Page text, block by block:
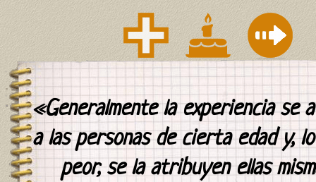
«Generalmente la experiencia se
a las personas de cierta edad y,
peor, se la atribuyen ellas